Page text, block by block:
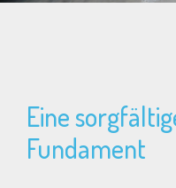
Eine
Fundament